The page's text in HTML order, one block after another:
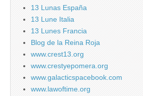
13 Lunas España
13 Lune Italia
13 Lunes Francia
Blog de la Reina Roja
www.crest13.org
www.crestyepomera.org
www.galacticspacebook.com
www.lawoftime.org